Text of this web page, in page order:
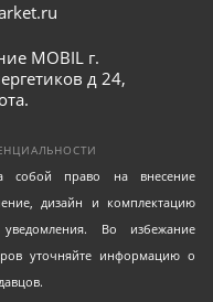
MOBIL г.
д 24,
собой право на внесение
дизайн и комплектацию
Во избежание
уточняйте информацию о